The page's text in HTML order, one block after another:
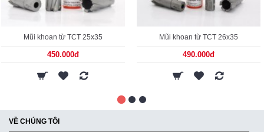
Mũi khoan từ TCT 25x35
450.000đ
Mũi khoan từ TCT 26x35
490.000đ
VỀ CHÚNG TÔI